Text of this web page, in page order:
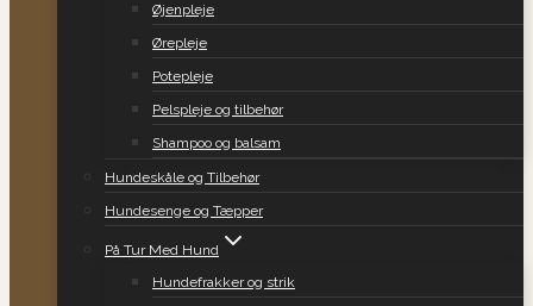
Øjenpleje
Ørepleje
Potepleje
Pelspleje og tilbehør
Shampoo og balsam
Hundeskåle og Tilbehør
Hundesenge og Tæpper
På Tur Med Hund
Hundefrakker og strik